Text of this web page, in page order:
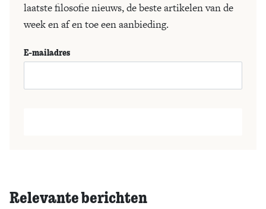
laatste filosofie nieuws, de beste artikelen van de
week en af en toe een aanbieding.
E-mailadres
Relevante berichten